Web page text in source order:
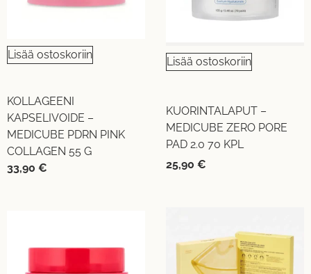
Lisää ostoskoriin
KOLLAGEENI
KAPSELIVOIDE –
MEDICUBE PDRN PINK
COLLAGEN 55 G
33,90 €
Lisää ostoskoriin
KUORINTALAPUT –
MEDICUBE ZERO PORE
PAD 2.0 70 KPL
25,90 €